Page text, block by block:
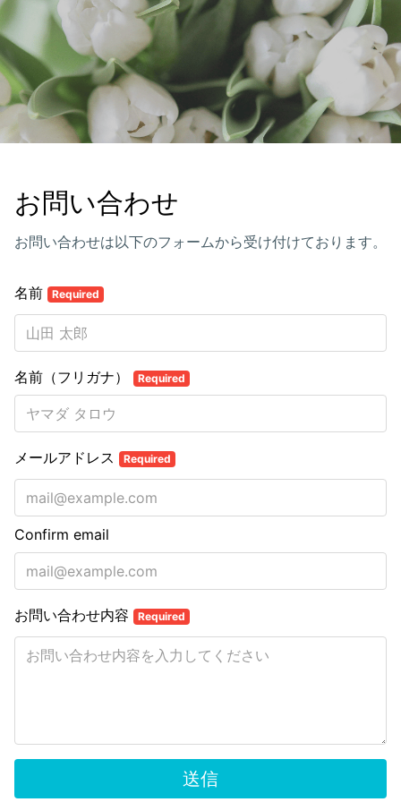
お問い合わせ
お問い合わせは以下のフォームから受け付けております。
名前 Required
名前（フリガナ） Required
メールアドレス Required
Confirm email
お問い合わせ内容 Required
送信